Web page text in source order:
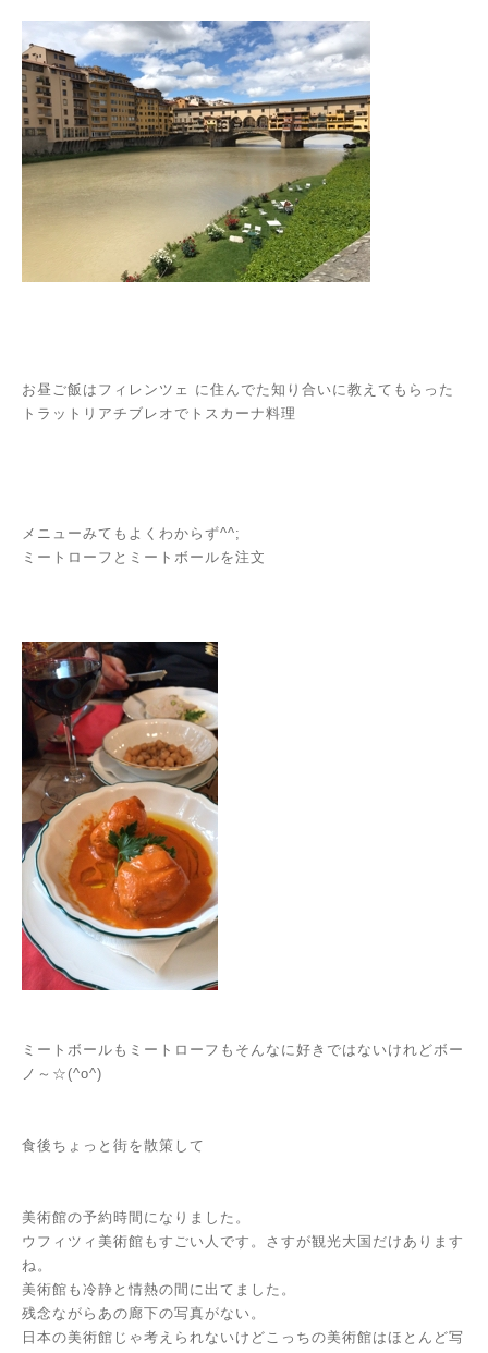
お昼ご飯はフィレンツェ に住んでた知り合いに教えてもらった
トラットリアチブレオでトスカーナ料理
メニューみてもよくわからず^^;
ミートローフとミートボールを注文
ミートボールもミートローフもそんなに好きではないけれどボー
ノ～☆(^o^)
食後ちょっと街を散策して
美術館の予約時間になりました。
ウフィツィ美術館もすごい人です。さすが観光大国だけあります
ね。
美術館も冷静と情熱の間に出てました。
残念ながらあの廊下の写真がない。
日本の美術館じゃ考えられないけどこっちの美術館はほとんど写